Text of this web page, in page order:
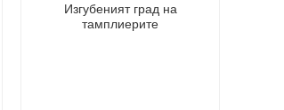
Изгубеният град на
тамплиерите